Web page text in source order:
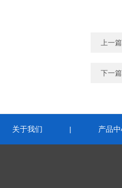
上一
下一
关于我们 | 产品